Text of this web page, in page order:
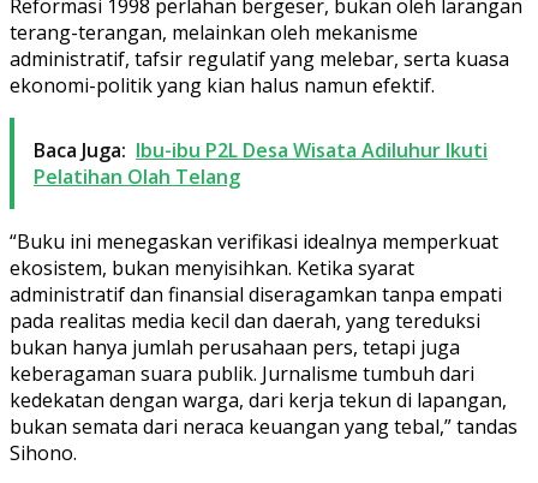
Reformasi 1998 perlahan bergeser, bukan oleh larangan
terang-terangan, melainkan oleh mekanisme
administratif, tafsir regulatif yang melebar, serta kuasa
ekonomi-politik yang kian halus namun efektif.
Baca Juga: Ibu-ibu P2L Desa Wisata Adiluhur Ikuti
Pelatihan Olah Telang
“Buku ini menegaskan verifikasi idealnya memperkuat
ekosistem, bukan menyisihkan. Ketika syarat
administratif dan finansial diseragamkan tanpa empati
pada realitas media kecil dan daerah, yang tereduksi
bukan hanya jumlah perusahaan pers, tetapi juga
keberagaman suara publik. Jurnalisme tumbuh dari
kedekatan dengan warga, dari kerja tekun di lapangan,
bukan semata dari neraca keuangan yang tebal,” tandas
Sihono.